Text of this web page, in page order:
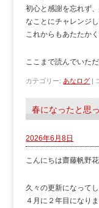
初心と感謝を忘れず
なことにチャレンジ
これからもあたたか
ここまで読んでいた
カテゴリー: あなログ |
春になったと思
2026年6月8日
こんにちは齋藤帆野花
久々の更新になって
４月に２年目になりま